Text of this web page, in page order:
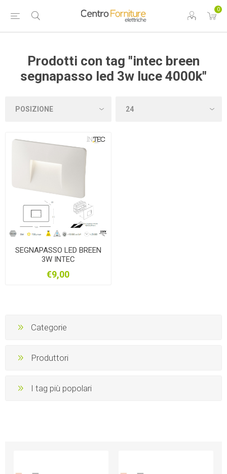
0
Prodotti con tag "intec breen
segnapasso led 3w luce 4000k"
SEGNAPASSO LED BREEN
3W INTEC
€9,00
Categorie
Produttori
I tag più popolari